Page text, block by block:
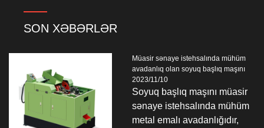
SON XƏBƏRLƏR
Müasir sənaye istehsalında mühüm
avadanlıq olan soyuq başlıq maşını
2023/11/10
Soyuq başlıq maşını müasir
sənaye istehsalında mühüm
metal emalı avadanlığıdır,